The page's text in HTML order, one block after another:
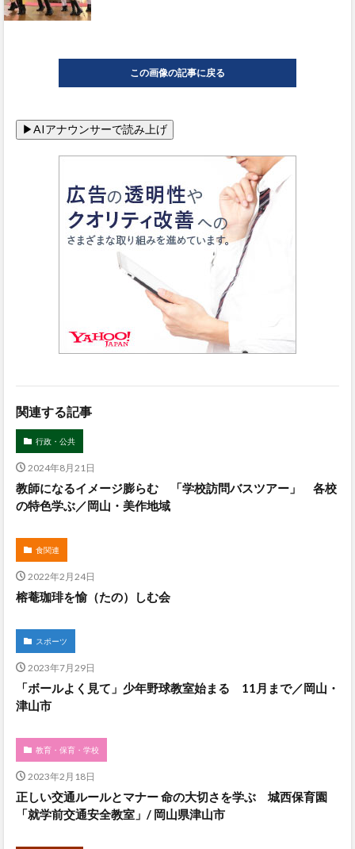
この画像の記事に戻る
関連する記事
行政・公共
2024年8月21日
教師になるイメージ膨らむ 「学校訪問バスツアー」 各校
の特色学ぶ／岡山・美作地域
食関連
2022年2月24日
榕菴珈琲を愉（たの）しむ会
スポーツ
2023年7月29日
「ボールよく見て」少年野球教室始まる 11月まで／岡山・
津山市
教育・保育・学校
2023年2月18日
正しい交通ルールとマナー 命の大切さを学ぶ 城西保育園
「就学前交通安全教室」/ 岡山県津山市